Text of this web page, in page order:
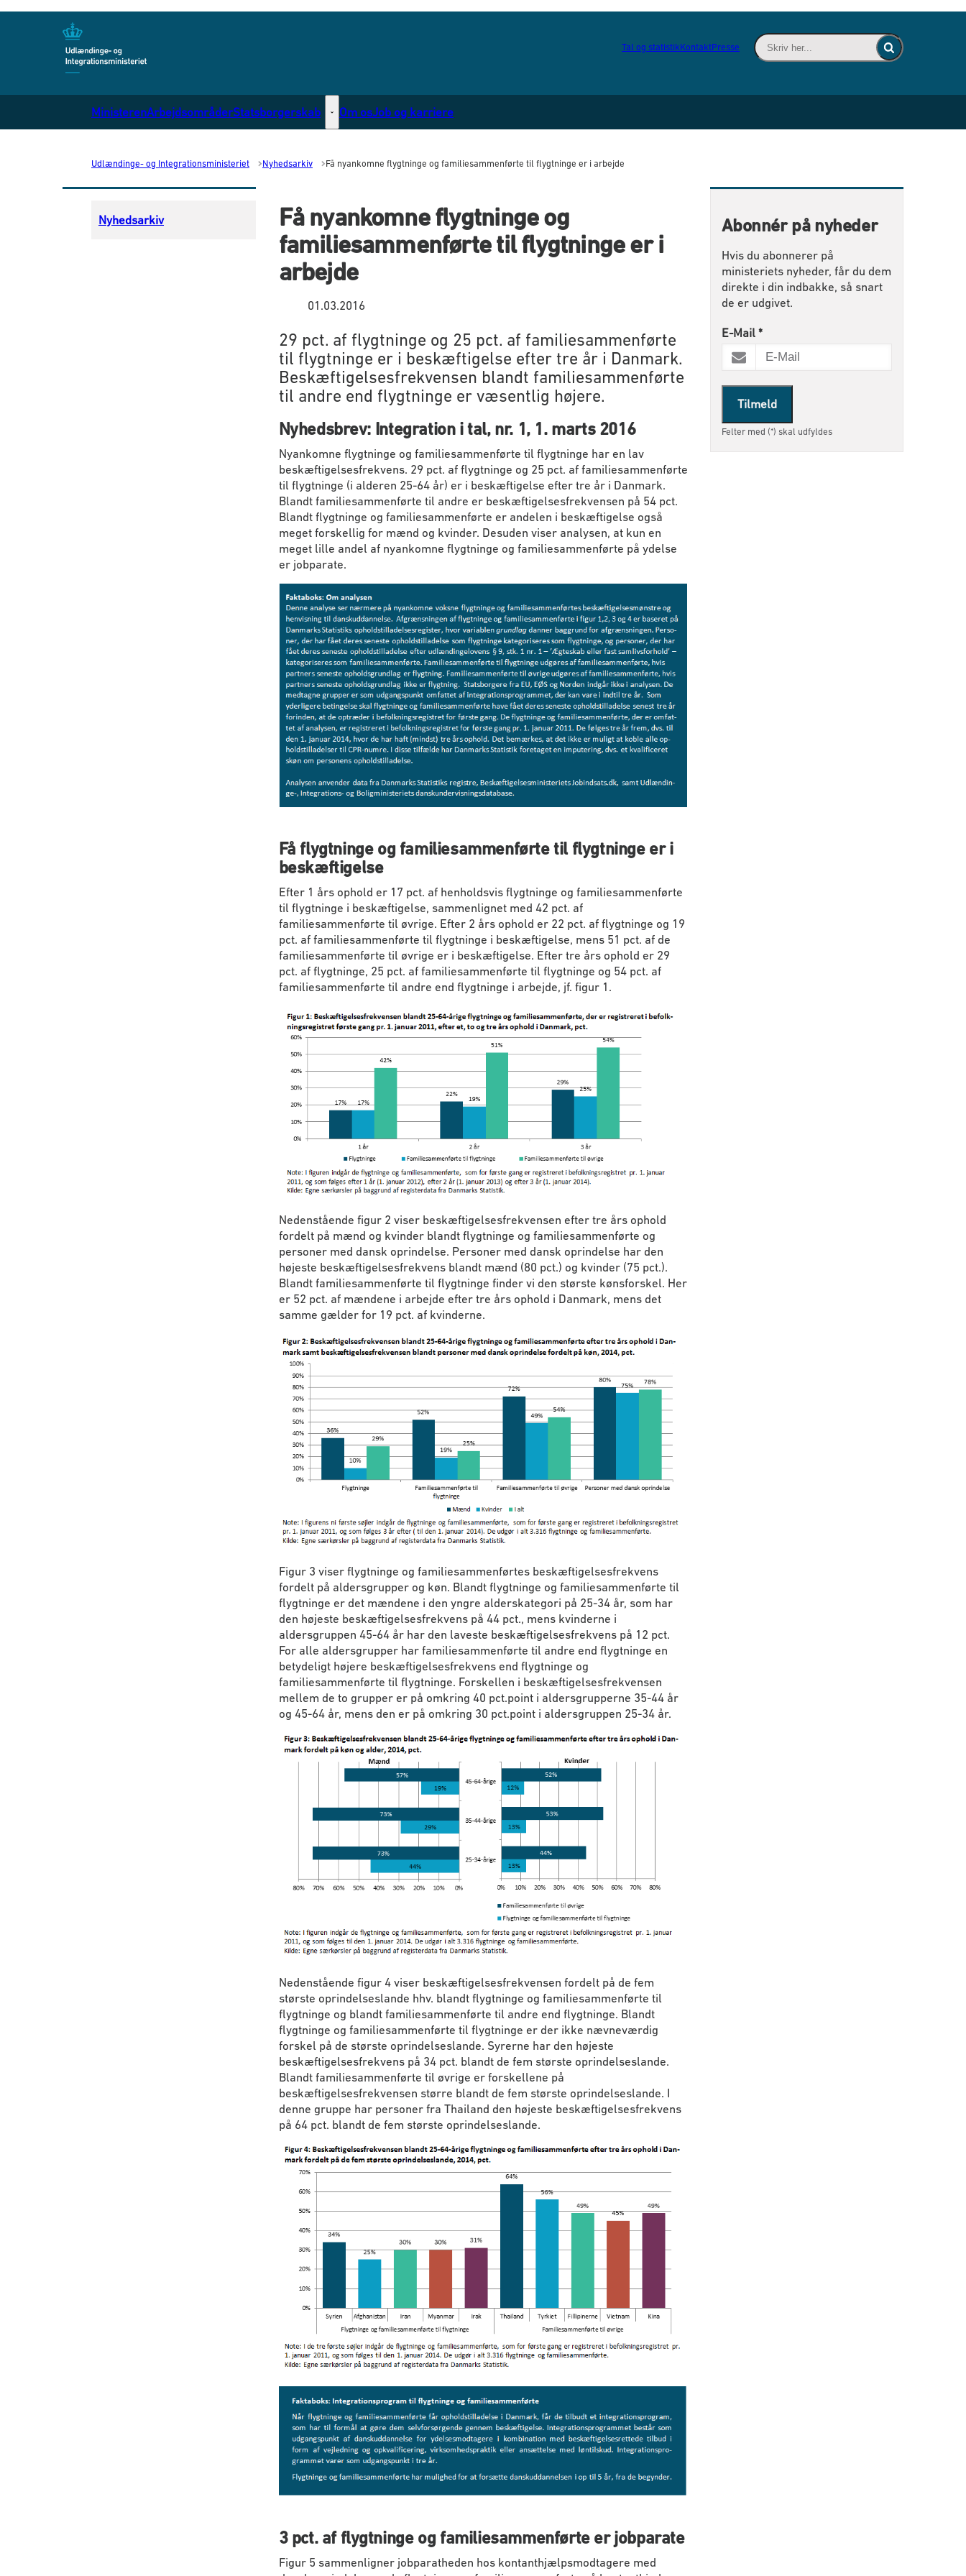
Tal og statistikKontaktPresse
Skriv her... - Indsæt søgeord for at søge
Fold søgefelt ind
MinisterenArbejdsområderStatsborgerskab Statsborgerskab - Flere links
Om osJob og karriere
Udlændinge- og Integrationsministeriet Nyhedsarkiv Få nyankomne flygtninge og familiesammenførte til flygtninge er i arbejde
Nyhedsarkiv
Få nyankomne flygtninge og
familiesammenførte til flygtninge er i
arbejde
01.03.2016
29 pct. af flygtninge og 25 pct. af familiesammenførte
til flygtninge er i beskæftigelse efter tre år i Danmark.
Beskæftigelsesfrekvensen blandt familiesammenførte
til andre end flygtninge er væsentlig højere.
Nyhedsbrev: Integration i tal, nr. 1, 1. marts 2016
Nyankomne flygtninge og familiesammenførte til flygtninge har en lav
beskæftigelsesfrekvens. 29 pct. af flygtninge og 25 pct. af familiesammenførte
til flygtninge (i alderen 25-64 år) er i beskæftigelse efter tre år i Danmark.
Blandt familiesammenførte til andre er beskæftigelsesfrekvensen på 54 pct.
Blandt flygtninge og familiesammenførte er andelen i beskæftigelse også
meget forskellig for mænd og kvinder. Desuden viser analysen, at kun en
meget lille andel af nyankomne flygtninge og familiesammenførte på ydelse
er jobparate.
Få flygtninge og familiesammenførte til flygtninge er i
beskæftigelse
Efter 1 års ophold er 17 pct. af henholdsvis flygtninge og familiesammenførte
til flygtninge i beskæftigelse, sammenlignet med 42 pct. af
familiesammenførte til øvrige. Efter 2 års ophold er 22 pct. af flygtninge og 19
pct. af familiesammenførte til flygtninge i beskæftigelse, mens 51 pct. af de
familiesammenførte til øvrige er i beskæftigelse. Efter tre års ophold er 29
pct. af flygtninge, 25 pct. af familiesammenførte til flygtninge og 54 pct. af
familiesammenførte til andre end flygtninge i arbejde, jf. figur 1.
Nedenstående figur 2 viser beskæftigelsesfrekvensen efter tre års ophold
fordelt på mænd og kvinder blandt flygtninge og familiesammenførte og
personer med dansk oprindelse. Personer med dansk oprindelse har den
højeste beskæftigelsesfrekvens blandt mænd (80 pct.) og kvinder (75 pct.).
Blandt familiesammenførte til flygtninge finder vi den største kønsforskel. Her
er 52 pct. af mændene i arbejde efter tre års ophold i Danmark, mens det
samme gælder for 19 pct. af kvinderne.
Figur 3 viser flygtninge og familiesammenførtes beskæftigelsesfrekvens
fordelt på aldersgrupper og køn. Blandt flygtninge og familiesammenførte til
flygtninge er det mændene i den yngre alderskategori på 25-34 år, som har
den højeste beskæftigelsesfrekvens på 44 pct., mens kvinderne i
aldersgruppen 45-64 år har den laveste beskæftigelsesfrekvens på 12 pct.
For alle aldersgrupper har familiesammenførte til andre end flygtninge en
betydeligt højere beskæftigelsesfrekvens end flygtninge og
familiesammenførte til flygtninge. Forskellen i beskæftigelsesfrekvensen
mellem de to grupper er på omkring 40 pct.point i aldersgrupperne 35-44 år
og 45-64 år, mens den er på omkring 30 pct.point i aldersgruppen 25-34 år.
Nedenstående figur 4 viser beskæftigelsesfrekvensen fordelt på de fem
største oprindelseslande hhv. blandt flygtninge og familiesammenførte til
flygtninge og blandt familiesammenførte til andre end flygtninge. Blandt
flygtninge og familiesammenførte til flygtninge er der ikke nævneværdig
forskel på de største oprindelseslande. Syrerne har den højeste
beskæftigelsesfrekvens på 34 pct. blandt de fem største oprindelseslande.
Blandt familiesammenførte til øvrige er forskellene på
beskæftigelsesfrekvensen større blandt de fem største oprindelseslande. I
denne gruppe har personer fra Thailand den højeste beskæftigelsesfrekvens
på 64 pct. blandt de fem største oprindelseslande.
3 pct. af flygtninge og familiesammenførte er jobparate
Figur 5 sammenligner jobparatheden hos kontanthjælpsmodtagere med
Abonnér på nyheder
Hvis du abonnerer på
ministeriets nyheder, får du dem
direkte i din indbakke, så snart
de er udgivet.
E-Mail *
Tilmeld
Felter med (*) skal udfyldes